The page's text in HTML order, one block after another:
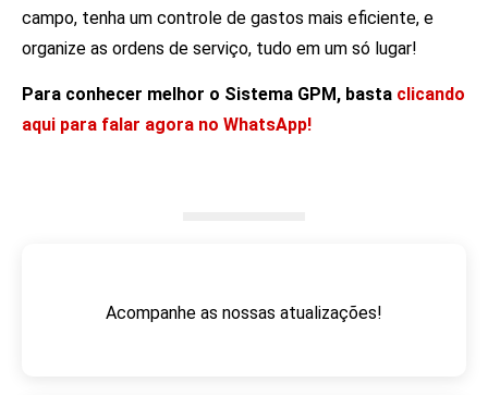
campo, tenha um controle de gastos mais eficiente, e
organize as ordens de serviço, tudo em um só lugar!
Para conhecer melhor o Sistema GPM, basta clicando
aqui para falar agora no WhatsApp!
Acompanhe as nossas atualizações!